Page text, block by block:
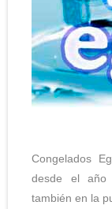
Congelados
desde el año
también en la